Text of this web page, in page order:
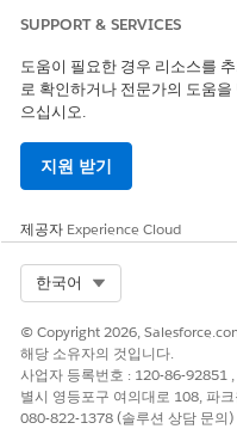
SUPPORT & SERVICES
도움이 필요한 경우 리소스를
로 확인하거나 전문가의 도움을
으십시오.
지원 받기
제공자 Experience Cloud
한국어
© Copyright 2026,
해당 소유자의 것입니다.
사업자 등록번호 : 120-86-92851
별시 영등포구 여의대로 108, 파
080-822-1378 (솔루션 상담 문의